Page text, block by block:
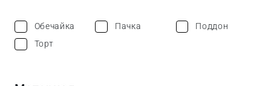
Обечайка Пачка
Поддон
Торт